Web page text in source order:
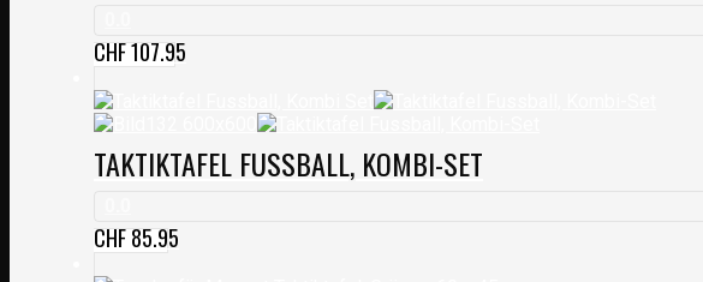
CHF107.95
TAKTIKTAFEL FUSSBALL, KOMBI-SET
CHF85.95